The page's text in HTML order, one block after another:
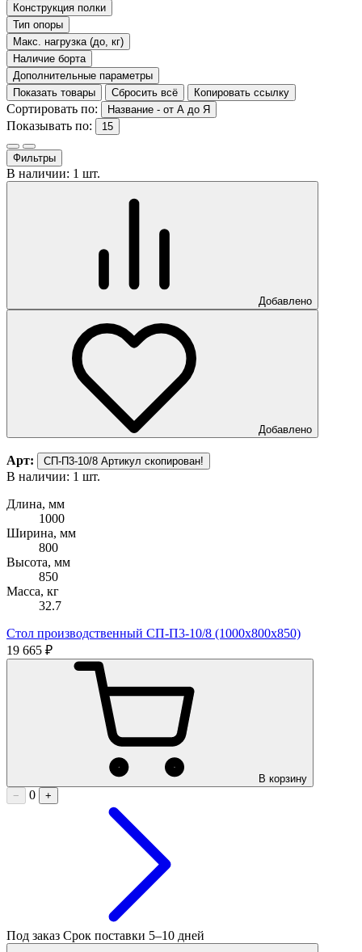
Конструкция полки
Тип опоры
Макс. нагрузка (до, кг)
Наличие борта
Дополнительные параметры
Показать товары
Сбросить всё Копировать ссылку
Сортировать по: Название - от А до Я
Показывать по: 15
Фильтры
В наличии: 1 шт.
Добавлено
Добавлено
Арт: СП-П3-10/8 Артикул скопирован!
В наличии: 1 шт.
Длина, мм
1000
Ширина, мм
800
Высота, мм
850
Масса, кг
32.7
Стол производственный СП-П3-10/8 (1000х800х850)
19 665 ₽
В корзину
−
0 +
Под заказ Срок поставки 5–10 дней